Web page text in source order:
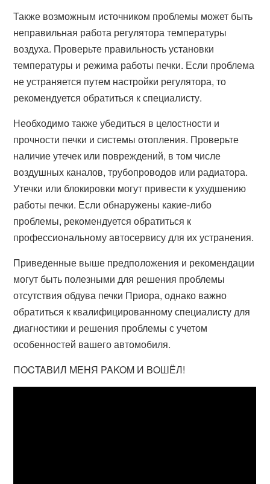
Также возможным источником проблемы может быть
неправильная работа регулятора температуры
воздуха. Проверьте правильность установки
температуры и режима работы печки. Если проблема
не устраняется путем настройки регулятора, то
рекомендуется обратиться к специалисту.
Необходимо также убедиться в целостности и
прочности печки и системы отопления. Проверьте
наличие утечек или повреждений, в том числе
воздушных каналов, трубопроводов или радиатора.
Утечки или блокировки могут привести к ухудшению
работы печки. Если обнаружены какие-либо
проблемы, рекомендуется обратиться к
профессиональному автосервису для их устранения.
Приведенные выше предположения и рекомендации
могут быть полезными для решения проблемы
отсутствия обдува печки Приора, однако важно
обратиться к квалифицированному специалисту для
диагностики и решения проблемы с учетом
особенностей вашего автомобиля.
ПOCTABИЛ MEHЯ PAKOM И BOШЁЛ!